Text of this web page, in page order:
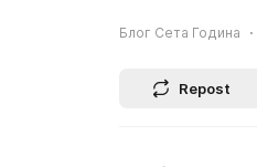
Блог Сета Година
Repost